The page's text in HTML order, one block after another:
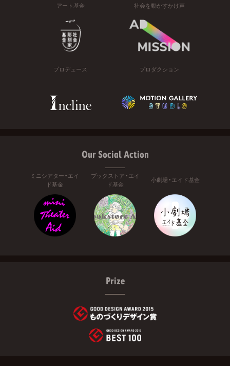
アート基金 社会を動かすかけ声
プロデュース プロダクション
Our Social Action
ミニシアター・エイ
ド基金
ブックストア・エイ
ド基金
小劇場・エイド基金
Prize